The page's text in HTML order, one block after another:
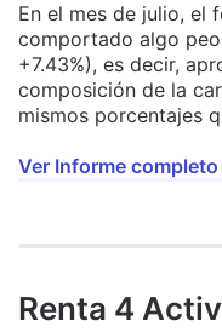
En el mes de julio, el
comportado algo
+7.43%), es decir,
composición de la
mismos porcentajes
Ver Informe
Renta 4